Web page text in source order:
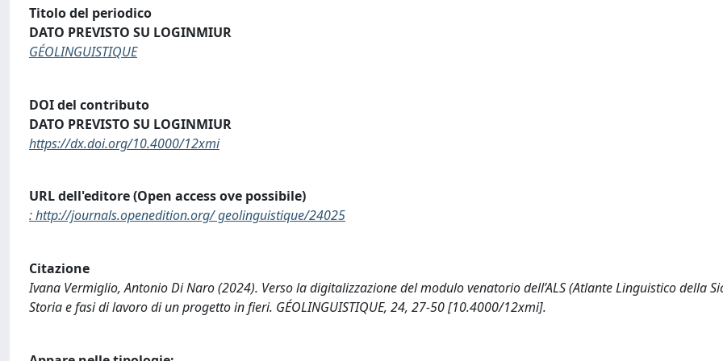
Titolo del periodico
DATO PREVISTO SU LOGINMIUR
GÉOLINGUISTIQUE
DOI del contributo
DATO PREVISTO SU LOGINMIUR
https://dx.doi.org/10.4000/12xmi
URL dell'editore (Open access ove possibile)
: http://journals.openedition.org/ geolinguistique/24025
Citazione
Ivana Vermiglio, Antonio Di Naro (2024). Verso la digitalizzazione del modulo venatorio dell’ALS (Atlante Linguistico della
Storia e fasi di lavoro di un progetto in fieri. GÉOLINGUISTIQUE, 24, 27-50 [10.4000/12xmi].